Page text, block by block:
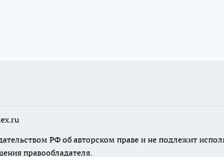
РФ об авторском праве и не подлежит
правообладателя.